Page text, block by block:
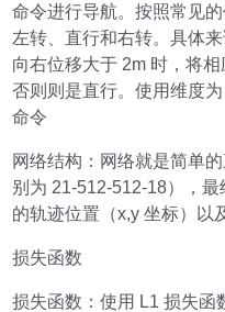
命令进行导航。按照常见
左转、直行和右转。具体
向右位移大于 2m 时，将
否则则是直行。使用维度
命令
网络结构 ：网络就是简单
别为 21-512-512-18），
的轨迹位置（x,y 坐标）以
损失函数
损失函数 ：使用 L1 损失函